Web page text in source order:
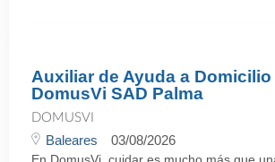
Auxiliar de Ayuda a Domicilio
DomusVi SAD Palma
DOMUSVI
Baleares 03/08/2026